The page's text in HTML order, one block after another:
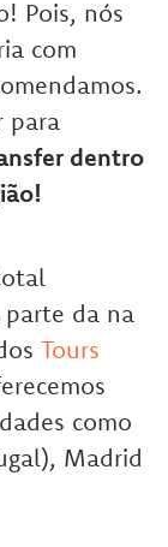
Pois, nós
com
para
dentro
parte da na
Tours
como
Madrid